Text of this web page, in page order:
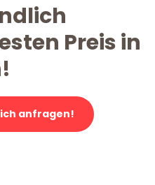
Preis in
anfragen!